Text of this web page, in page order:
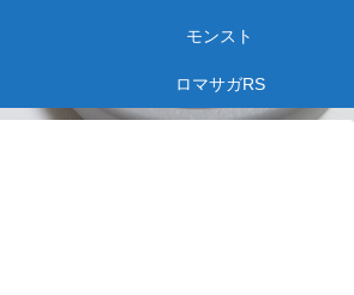
モンスト
ロマサガRS